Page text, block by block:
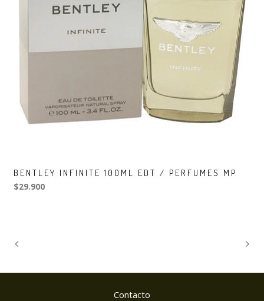
BENTLEY INFINITE 100ML EDT / PERFUMES MP
$29.900
Contacto